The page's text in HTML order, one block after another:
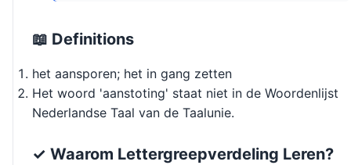
📖 Definitions
het aansporen; het in gang zetten
Het woord 'aanstoting' staat niet in de Woordenlijst
Nederlandse Taal van de Taalunie.
✓ Waarom Lettergreepverdeling Leren?